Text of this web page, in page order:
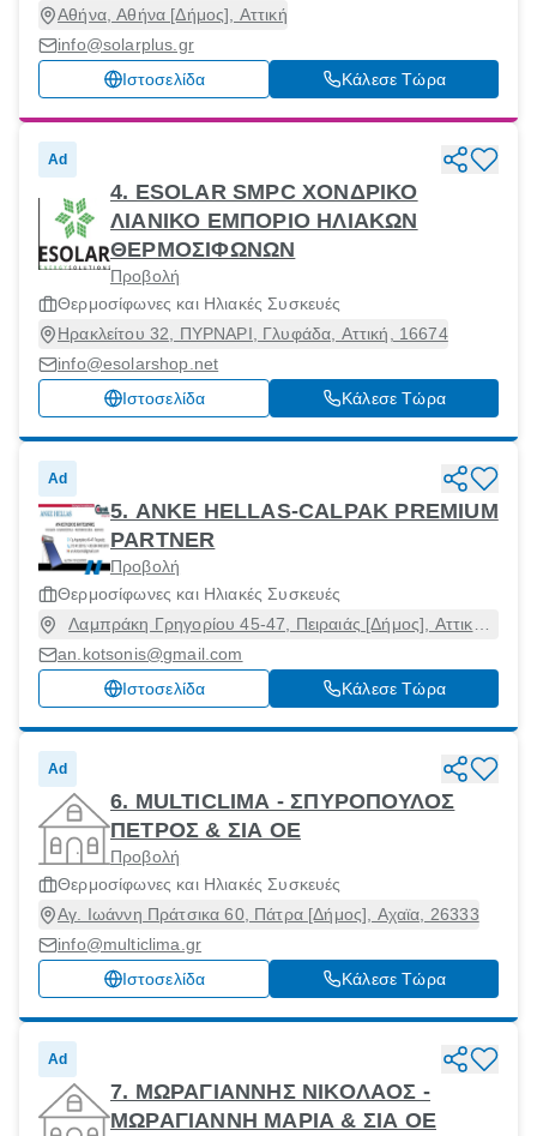
Αθήνα, Αθήνα [Δήμος], Αττική
info@solarplus.gr
Ιστοσελίδα
Κάλεσε Τώρα
Ad
4. ESOLAR SMPC ΧΟΝΔΡΙΚΟ
ΛΙΑΝΙΚΟ ΕΜΠΟΡΙΟ ΗΛΙΑΚΩΝ
ΘΕΡΜΟΣΙΦΩΝΩΝ
Προβολή
Θερμοσίφωνες και Ηλιακές Συσκευές
Ηρακλείτου 32, ΠΥΡΝΑΡΙ, Γλυφάδα, Αττική, 16674
info@esolarshop.net
Ιστοσελίδα
Κάλεσε Τώρα
Ad
5. ANKE HELLAS-CALPAK PREMIUM
PARTNER
Προβολή
Θερμοσίφωνες και Ηλιακές Συσκευές
Λαμπράκη Γρηγορίου 45-47, Πειραιάς [Δήμος], Αττική,
an.kotsonis@gmail.com
Ιστοσελίδα
Κάλεσε Τώρα
Ad
6. MULTICLIMA - ΣΠΥΡΟΠΟΥΛΟΣ
ΠΕΤΡΟΣ & ΣΙΑ ΟΕ
Προβολή
Θερμοσίφωνες και Ηλιακές Συσκευές
Αγ. Ιωάννη Πράτσικα 60, Πάτρα [Δήμος], Αχαϊα, 26333
info@multiclima.gr
Ιστοσελίδα
Κάλεσε Τώρα
Ad
7. ΜΩΡΑΓΙΑΝΝΗΣ ΝΙΚΟΛΑΟΣ -
ΜΩΡΑΓΙΑΝΝΗ ΜΑΡΙΑ & ΣΙΑ ΟΕ